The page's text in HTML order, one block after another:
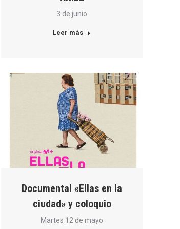
3 de junio
Leer más
Documental «Ellas en la
ciudad» y coloquio
Martes 12 de mayo